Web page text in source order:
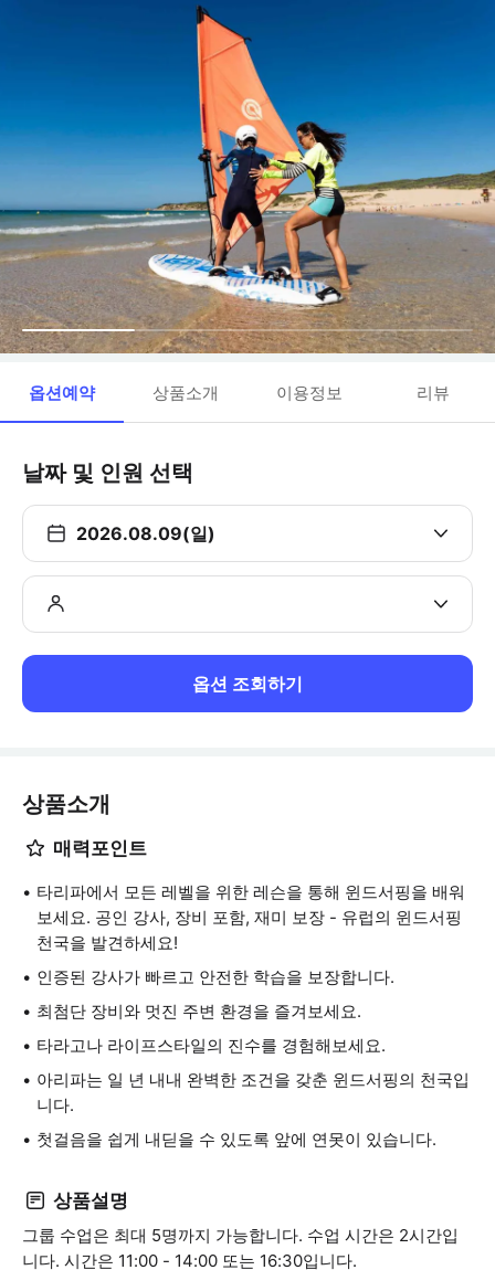
옵션예약 상품소개 이용정보 리뷰
날짜 및 인원 선택
2026.08.09(일)
옵션 조회하기
상품소개
매력포인트
타리파에서 모든 레벨을 위한 레슨을 통해 윈드서핑을 배워
보세요. 공인 강사, 장비 포함, 재미 보장 - 유럽의 윈드서핑
천국을 발견하세요!
인증된 강사가 빠르고 안전한 학습을 보장합니다.
최첨단 장비와 멋진 주변 환경을 즐겨보세요.
타라고나 라이프스타일의 진수를 경험해보세요.
아리파는 일 년 내내 완벽한 조건을 갖춘 윈드서핑의 천국입
니다.
첫걸음을 쉽게 내딛을 수 있도록 앞에 연못이 있습니다.
상품설명
그룹 수업은 최대 5명까지 가능합니다. 수업 시간은 2시간입
니다. 시간은 11:00 - 14:00 또는 16:30입니다.